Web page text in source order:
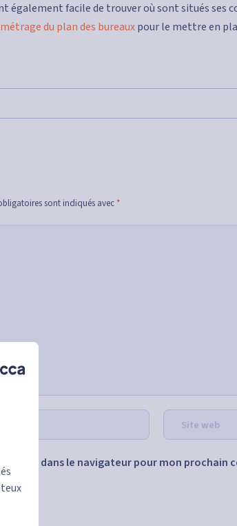
également facile de trouver où sont situés ses
du plan des bureauxpour le mettre en
sont indiqués avec *
site dans le navigateur pour mon prochain